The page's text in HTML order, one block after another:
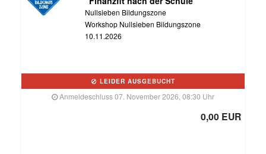
Nullsieben Bildungszone
Workshop Nullsieben Bildungszone
10.11.2026
LEIDER AUSGEBUCHT
Anmeldeschluss 07. November 2026, 08:30 Uhr
0,00 EUR